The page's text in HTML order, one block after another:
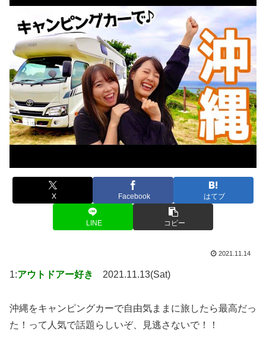
X Facebook はてブ
LINE コピー
2021.11.14
1:アウトドアー好き 2021.11.13(Sat)
沖縄をキャンピングカーで自由気ままに旅したら最高だっ
た！って人気で話題らしいぞ、見逃さないで！！